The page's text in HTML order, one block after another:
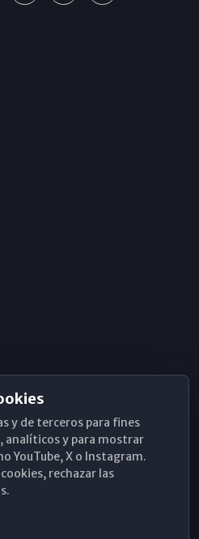
y de terceros para fines
analíticos y para mostrar
YouTube, X o Instagram.
rechazar las